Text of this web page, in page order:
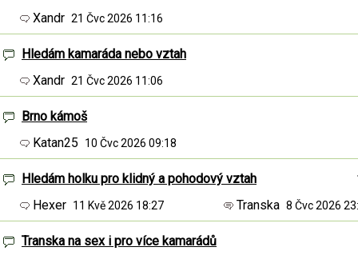
Xandr 21 Čvc 2026 11:16
Hledám kamaráda nebo vztah
Xandr 21 Čvc 2026 11:06
Brno kámoš
Katan25
10 Čvc 2026 09:18
Hledám holku pro klidný a pohodový vztah
Hexer 11 Kvě 2026 18:27 Transka 8 Čvc 2026
Transka na sex i pro více kamarádů